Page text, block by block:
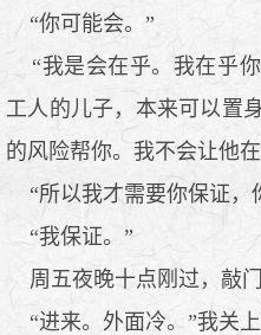
“你可能会。”
“我是会在乎。我在乎
工人的儿子，本来可以置
的风险帮你。我不会让他
“所以我才需要你保证，
“我保证。”
周五夜晚十点刚过，敲门
“进来。外面冷。”我关